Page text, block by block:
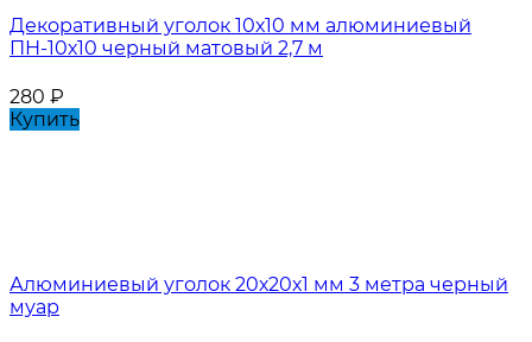
Декоративный уголок 10х10 мм алюминиевый
ПН-10х10 черный матовый 2,7 м
280 ₽
Купить
Алюминиевый уголок 20х20х1 мм 3 метра черный
муар